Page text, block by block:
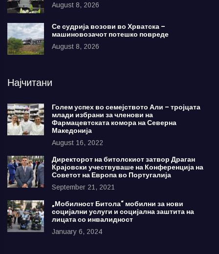
August 8, 2026
Се судрија возови во Хрватска –
машиновозачот потешко повреде
August 8, 2026
Најчитани
Голем успех во семејството Али – тројцата
млади избрани за членови на
Фармацевтската комора на Северна
Македонија
August 16, 2022
Директорот на битолскиот затвор Драган
Крајовски учествуваше на Конференција на
Советот на Европа во Португалија
September 21, 2021
„Мобилност Битола“ мобилни за нови
социјални услуги и социјална заштита на
лицата со инвалидност
January 6, 2024